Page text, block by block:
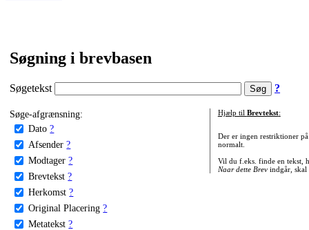
Søgning i brevbasen
Søgetekst ?
Søge-afgrænsning:
Dato ?
Afsender ?
Modtager ?
Brevtekst ?
Herkomst ?
Original Placering ?
Metatekst ?
Hjælp til Brevtekst:
Der er ingen restriktioner
normalt.
Vil du f.eks. finde en tekst,
Naar dette Brevindgår, skal